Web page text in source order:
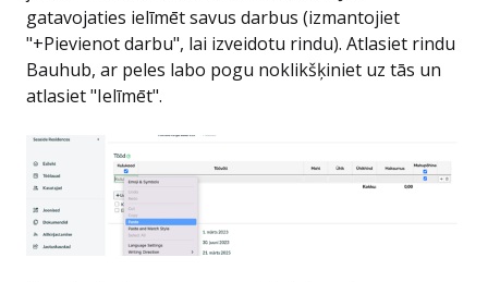
gatavojaties ielīmēt savus darbus (izmantojiet
"+Pievienot darbu", lai izveidotu rindu). Atlasiet rindu
Bauhub, ar peles labo pogu noklikšķiniet uz tās un
atlasiet "Ielīmēt".